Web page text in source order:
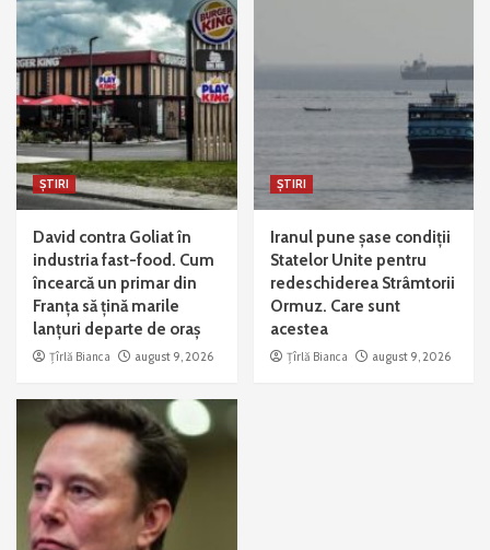
ȘTIRI
David contra Goliat în
industria fast-food. Cum
încearcă un primar din
Franța să țină marile
lanțuri departe de oraș
Țîrlă Bianca august 9, 2026
ȘTIRI
Iranul pune șase condiții
Statelor Unite pentru
redeschiderea Strâmtorii
Ormuz. Care sunt
acestea
Țîrlă Bianca august 9, 2026